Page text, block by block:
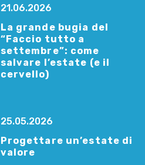
21.06.2026
La grande bugia del
“Faccio tutto a
settembre”: come
salvare l’estate (e il
cervello)
25.05.2026
Progettare un’estate di
valore